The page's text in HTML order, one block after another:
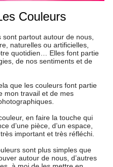
Couleurs
sont partout autour de nous,
naturelles ou artificielles,
quotidien… Elles font partie
de nos sentiments et de
que les couleurs font partie
mon travail et de mes
en faire la touche qui
d’une pièce, d’un espace,
important et très réfléchi.
sont plus simples que
autour de nous, d’autres